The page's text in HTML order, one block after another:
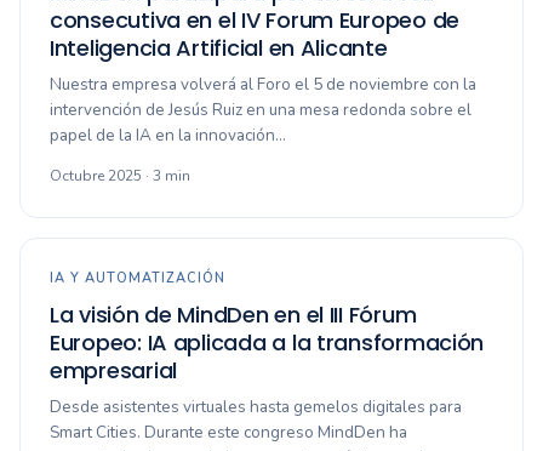
consecutiva en el IV Forum Europeo de
Inteligencia Artificial en Alicante
Nuestra empresa volverá al Foro el 5 de noviembre con la
intervención de Jesús Ruiz en una mesa redonda sobre el
papel de la IA en la innovación…
Octubre 2025 · 3 min
IA Y AUTOMATIZACIÓN
La visión de MindDen en el III Fórum
Europeo: IA aplicada a la transformación
empresarial
Desde asistentes virtuales hasta gemelos digitales para
Smart Cities. Durante este congreso MindDen ha